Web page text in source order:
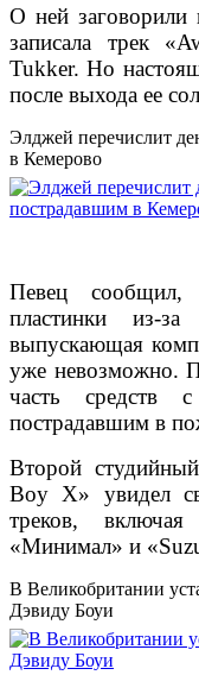
О ней заговорили
записала трек
Tukker. Но
после выхода ее
Элджей перечислит
в Кемерово
Певец сообщил,
пластинки из-
выпускающая
уже невозможно.
часть средств
пострадавшим в
Второй
Boy X» увидел
треков,
«Минимал» и
В Великобритании
Дэвиду Боуи